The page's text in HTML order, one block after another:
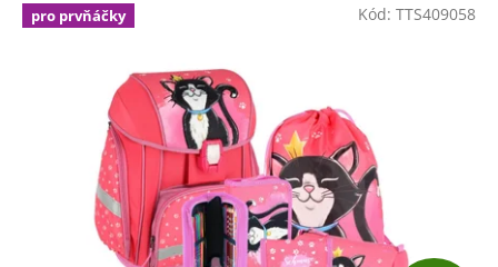
pro prvňáčky Kód: TTS409058